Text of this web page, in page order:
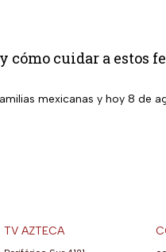
cómo cuidar a estos
mexicanas y hoy 8 de
TV AZTECA